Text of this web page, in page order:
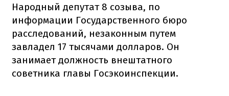
Народный депутат 8 созыва, по
информации Государственного бюро
расследований, незаконным путем
завладел 17 тысячами долларов. Он
занимает должность внештатного
советника главы Госэкоинспекции.